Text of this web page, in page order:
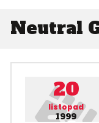
Neutral
20
listopad
1999